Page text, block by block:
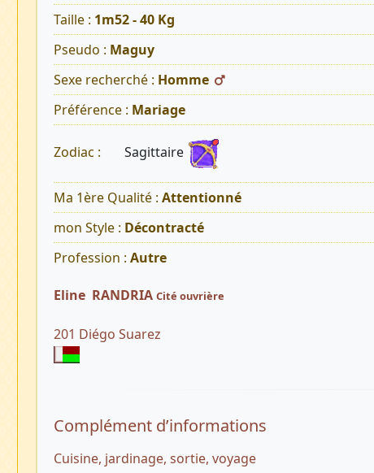
Taille : 1m52 - 40 Kg
Pseudo : Maguy
Sexe recherché : Homme
Préférence : Mariage
Zodiac : Sagittaire
Ma 1ère Qualité : Attentionné
mon Style : Décontracté
Profession : Autre
Eline RANDRIA Cité ouvrière
201 Diégo Suarez
Complément d’informations
Cuisine, jardinage, sortie, voyage